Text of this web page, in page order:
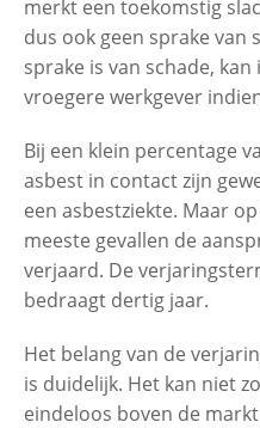
merkt een toekomstig
dus ook geen sprake van
sprake is van schade,
vroegere werkgever
Bij een klein percentage
asbest in contact zijn
een asbestziekte. Maar
meeste gevallen de
verjaard. De
bedraagt dertig jaar.
Het belang van de
is duidelijk. Het kan niet
eindeloos boven de